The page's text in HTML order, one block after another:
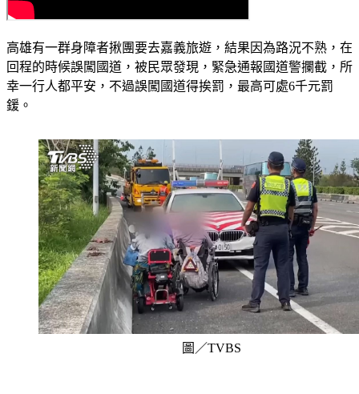
高雄有一群身障者揪團要去嘉義旅遊，結果因為路況不熟，在
回程的時候誤闖國道，被民眾發現，緊急通報國道警攔截，所
幸一行人都平安，不過誤闖國道得挨罰，最高可處6千元罰
鍰。
圖／TVBS